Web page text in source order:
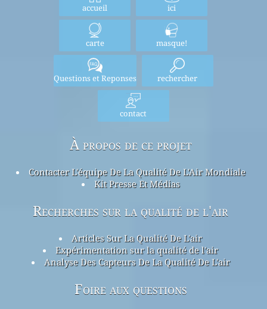
accueil ici
carte masque!
Questions et Reponses rechercher
contact
À propos de ce projet
Contacter L'équipe De La Qualité De L'Air Mondiale
Kit Presse Et Médias
Recherches sur la qualité de l'air
Articles Sur La Qualité De L'air
Expérimentation sur la qualité de l'air
Analyse Des Capteurs De La Qualité De L'air
Foire aux questions